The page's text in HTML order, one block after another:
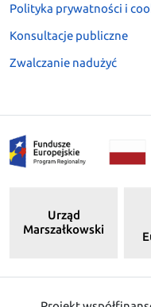
Polityka prywatności i
Konsultacje publiczne
Zwalczanie nadużyć
Urząd
Marszałkowski